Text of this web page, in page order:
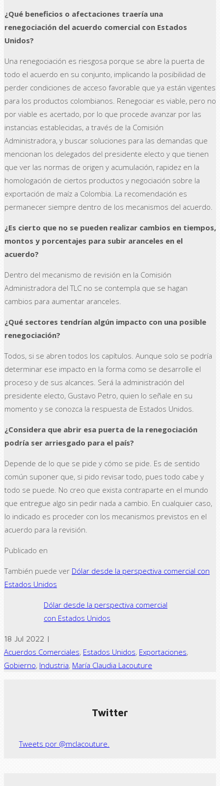
¿Qué beneficios o afectaciones traería una
renegociación del acuerdo comercial con Estados
Unidos?
Una renegociación es riesgosa porque se abre la puerta de
todo el acuerdo en su conjunto, implicando la posibilidad de
perder condiciones de acceso favorable que ya están vigentes
para los productos colombianos. Renegociar es viable, pero no
por viable es acertado, por lo que procede avanzar por las
instancias establecidas, a través de la Comisión
Administradora, y buscar soluciones para las demandas que
mencionan los delegados del presidente electo y que tienen
que ver las normas de origen y acumulación, rapidez en la
homologación de ciertos productos y negociación sobre la
exportación de maíz a Colombia. La recomendación es
permanecer siempre dentro de los mecanismos del acuerdo.
¿Es cierto que no se pueden realizar cambios en tiempos,
montos y porcentajes para subir aranceles en el
acuerdo?
Dentro del mecanismo de revisión en la Comisión
Administradora del TLC no se contempla que se hagan
cambios para aumentar aranceles.
¿Qué sectores tendrían algún impacto con una posible
renegociación?
Todos, si se abren todos los capítulos. Aunque solo se podría
determinar ese impacto en la forma como se desarrolle el
proceso y de sus alcances. Será la administración del
presidente electo, Gustavo Petro, quien lo señale en su
momento y se conozca la respuesta de Estados Unidos.
¿Considera que abrir esa puerta de la renegociación
podría ser arriesgado para el país?
Depende de lo que se pide y cómo se pide. Es de sentido
común suponer que, si pido revisar todo, pues todo cabe y
todo se puede. No creo que exista contraparte en el mundo
que entregue algo sin pedir nada a cambio. En cualquier caso,
lo indicado es proceder con los mecanismos previstos en el
acuerdo para la revisión.
Publicado en
También puede ver Dólar desde la perspectiva comercial con
Estados Unidos
Dólar desde la perspectiva comercial
con Estados Unidos
18 Jul 2022 |
Acuerdos Comerciales, Estados Unidos, Exportaciones,
Gobierno, Industria, María Claudia Lacouture
Twitter
Tweets por @mclacouture.